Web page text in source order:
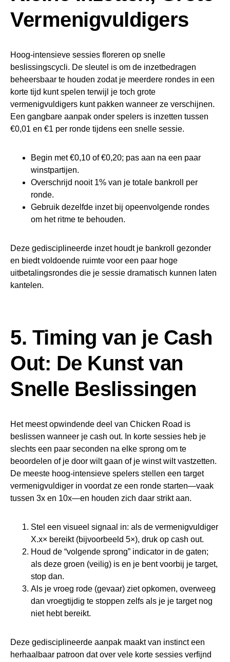
Vermenigvuldigers
Hoog‑intensieve sessies floreren op snelle
beslissingscycli. De sleutel is om de inzetbedragen
beheersbaar te houden zodat je meerdere rondes in een
korte tijd kunt spelen terwijl je toch grote
vermenigvuldigers kunt pakken wanneer ze verschijnen.
Een gangbare aanpak onder spelers is inzetten tussen
€0,01 en €1 per ronde tijdens een snelle sessie.
Begin met €0,10 of €0,20; pas aan na een paar
winstpartijen.
Overschrijd nooit 1% van je totale bankroll per
ronde.
Gebruik dezelfde inzet bij opeenvolgende rondes
om het ritme te behouden.
Deze gedisciplineerde inzet houdt je bankroll gezonder
en biedt voldoende ruimte voor een paar hoge
uitbetalingsrondes die je sessie dramatisch kunnen laten
kantelen.
5. Timing van je Cash
Out: De Kunst van
Snelle Beslissingen
Het meest opwindende deel van Chicken Road is
beslissen wanneer je cash out. In korte sessies heb je
slechts een paar seconden na elke sprong om te
beoordelen of je door wilt gaan of je winst wilt vastzetten.
De meeste hoog‑intensieve spelers stellen een target
vermenigvuldiger in voordat ze een ronde starten—vaak
tussen 3x en 10x—en houden zich daar strikt aan.
Stel een visueel signaal in: als de vermenigvuldiger
X.x× bereikt (bijvoorbeeld 5×), druk op cash out.
Houd de “volgende sprong” indicator in de gaten;
als deze groen (veilig) is en je bent voorbij je target,
stop dan.
Als je vroeg rode (gevaar) ziet opkomen, overweeg
dan vroegtijdig te stoppen zelfs als je je target nog
niet hebt bereikt.
Deze gedisciplineerde aanpak maakt van instinct een
herhaalbaar patroon dat over vele korte sessies verfijnd